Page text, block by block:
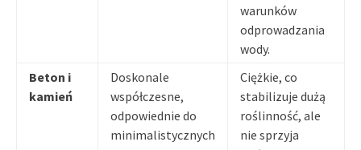
warunków
odprowadzania
wody.
Beton i
kamień
Doskonale
współczesne,
odpowiednie do
minimalistycznych
Ciężkie, co
stabilizuje dużą
roślinność, ale
nie sprzyja